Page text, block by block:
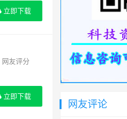
立即下载
网友评分
立即下载
网友评论